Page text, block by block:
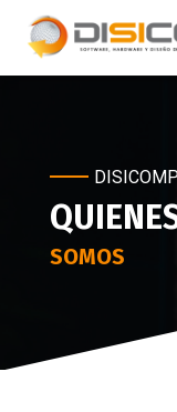
DISICOMP
SOMOS